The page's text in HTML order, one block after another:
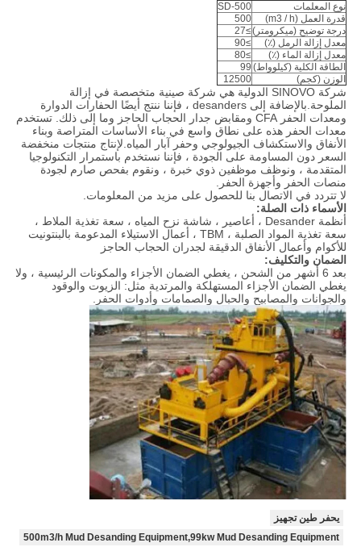
نوع المعلمات
SD-500
قدرة العمل (m3 / h)
500
درجة توضيح (ميكرومتر)≥27
معدل إزالة الرمل (٪)
≥90
معدل إزالة الماء (٪)
≥80
الطاقة الكلية (كيلوواط) 99
الوزن (كجم)
12500
شركة SINOVO الدولية هي شركة صينية متخصصة في إزالة
الملوحة.بالإضافة إلى desanders ، فإننا ننتج أيضًا الحفارات الدوارة
ومعدات الحفر CFA ومقابض جدار الحجاب الحاجز وما إلى ذلك. تستخدم
معدات الحفر هذه على نطاق واسع في بناء الأساسات المتراصة وبناء
الأنفاق والاستكشاف الجيولوجي وحفر آبار المياه.لإنتاج منتجات منخفضة
السعر دون المساومة على الجودة ، فإننا نستخدم باستمرار التكنولوجيا
المتقدمة ، ونوظف موظفين ذوي خبرة ، ونقوم بفحص صارم لجودة
منصات الحفر وأجهزة الحفر.
لا تتردد في الاتصال بنا للحصول على مزيد من المعلومات.
الأسماء ذات الصلة:
أنظمة Desander ، أعاصير ، شاشة نزح المياه ، سعة تغذية الملاط ،
سعة تغذية المواد الصلبة ، TBM ، أعمال الاستيلاء المدعومة بالبنتونيت
للأكوام وأعمال الأنفاق الدقيقة لجدران الحجاب الحاجز
الضمان والتكليف:
بعد 6 أشهر من الشحن ، يغطي الضمان الأجزاء والمكونات الرئيسية ، ولا
يغطي الضمان الأجزاء المستهلكة والمرتدية مثل: الزيوت والوقود
والجوانات والمصابيح والحبال والصمامات وأدوات الحفر.
يحفر طين تجهيز
500m3/h Mud Desanding Equipment,99kw Mud Desanding Equipment